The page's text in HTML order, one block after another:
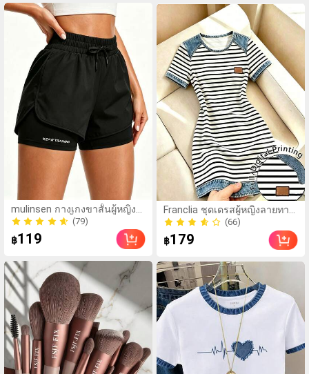
สวมใส่ประจำวัน, กลางแจ้ง,
ช้อปปิ้ง, การเดินทาง เสื้อผ้า
กลางแจ้ง
mulinsen กางเกงขาสั้นผู้หญิง
แบบสบายๆ สีพื้น หลวม
อเนกประสงค์ กางเกงขาสั้น
กีฬา 2-In-1 สำหรับวิ่ง ฟิตเนส
60+ ขายแล้ว
(79)
60+ ขายแล้ว
฿119
Franclia ชุดเดรสผู้หญิงลายทาง
สีดำขาวแบบแพตช์เวิร์ก
เอฟเฟกต์เดนิม สำหรับฤดูร้อน
รุ่นใหม่ พิมพ์ดิจิทัลลายทางแบบ
(66)
80+ ขายแล้ว
(66)
80+ ขายแล้ว
฿179